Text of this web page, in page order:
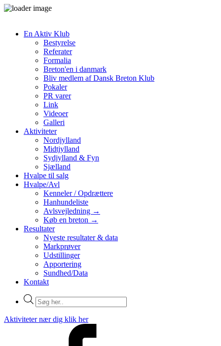
En Aktiv Klub
Bestyrelse
Referater
Formalia
Breton'en i danmark
Bliv medlem af Dansk Breton Klub
Pokaler
PR varer
Link
Videoer
Galleri
Aktiviteter
Nordjylland
Midtjylland
Sydjylland & Fyn
Sjælland
Hvalpe til salg
Hvalpe/Avl
Kenneler / Opdrættere
Hanhundeliste
Avlsvejledning →
Køb en breton →
Resultater
Nyeste resultater & data
Markprøver
Udstillinger
Apportering
Sundhed/Data
Kontakt
Products
search
Aktiviteter nær dig klik her